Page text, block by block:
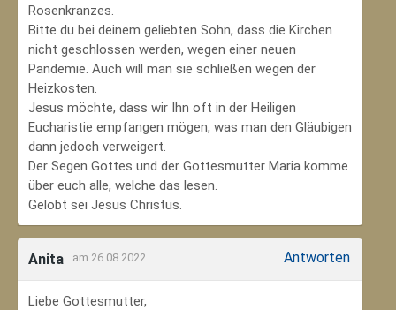
Rosenkranzes.
Bitte du bei deinem geliebten Sohn, dass die Kirchen
nicht geschlossen werden, wegen einer neuen
Pandemie. Auch will man sie schließen wegen der
Heizkosten.
Jesus möchte, dass wir Ihn oft in der Heiligen
Eucharistie empfangen mögen, was man den Gläubigen
dann jedoch verweigert.
Der Segen Gottes und der Gottesmutter Maria komme
über euch alle, welche das lesen.
Gelobt sei Jesus Christus.
Anita am 26.08.2022 Antworten
Liebe Gottesmutter,